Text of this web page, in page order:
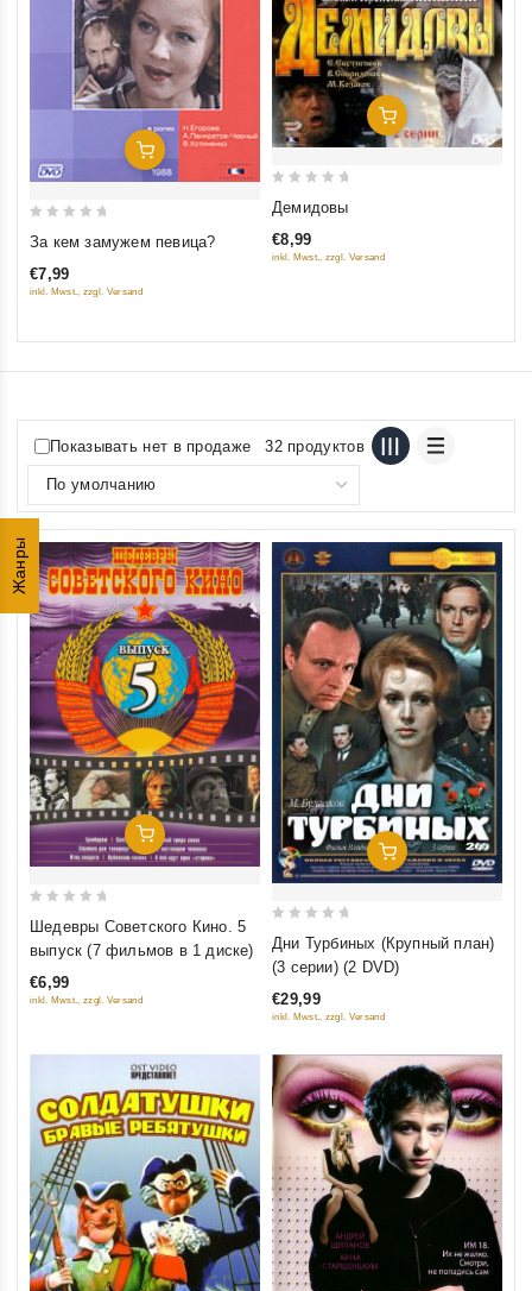
Жанры
Добавить В Корзину
of
За кем замужем певица?
€7,99
inkl. Mwst., zzgl. Versand
Добавить В Корзину
out
of
Демидовы
€8,99
inkl. Mwst., zzgl. Versand
Показывать нет в продаже 32 продуктов
Добавить В Корзину
out
5
Шедевры Советского Кино. 5
выпуск (7 фильмов в 1 диске)
€6,99
inkl. Mwst., zzgl. Versand
Добавить В Корзину
out
5
Дни Турбиных (Крупный план)
(3 серии) (2 DVD)
€29,99
inkl. Mwst., zzgl. Versand